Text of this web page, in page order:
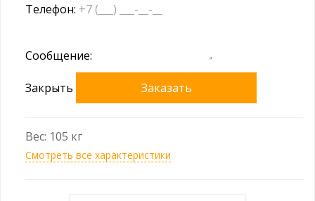
Телефон:
Сообщение:
Закрыть Заказать
Вес: 105 кг
Смотреть все характеристики